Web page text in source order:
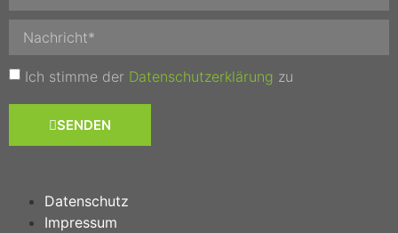
Ich stimme der Datenschutzerklärung zu
SENDEN
Datenschutz
Impressum